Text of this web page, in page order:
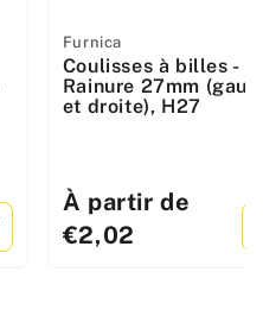
Fabricant
:
Furnica
Coulisses à billes -
Rainure 27mm
et droite), H27
Prix
standard
À partir de
€2,02